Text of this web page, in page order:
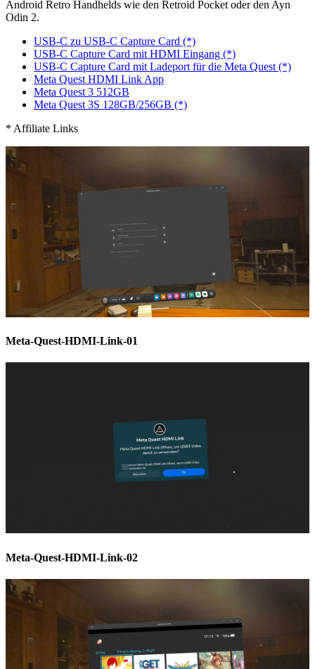
Android Retro Handhelds wie den Retroid Pocket oder den Ayn
Odin 2.
USB-C zu USB-C Capture Card (*)
USB-C Capture Card mit HDMI Eingang (*)
USB-C Capture Card mit Ladeport für die Meta Quest (*)
Meta Quest HDMI Link App
Meta Quest 3 512GB
Meta Quest 3S 128GB/256GB (*)
* Affiliate Links
Meta-Quest-HDMI-Link-01
Meta-Quest-HDMI-Link-02